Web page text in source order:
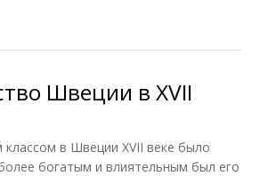
Швеции в XVII
в Швеции XVII веке было
богатым и влиятельным был его